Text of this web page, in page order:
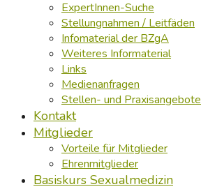
ExpertInnen-Suche
Stellungnahmen / Leitfäden
Infomaterial der BZgA
Weiteres Informaterial
Links
Medienanfragen
Stellen- und Praxisangebote
Kontakt
Mitglieder
Vorteile für Mitglieder
Ehrenmitglieder
Basiskurs Sexualmedizin